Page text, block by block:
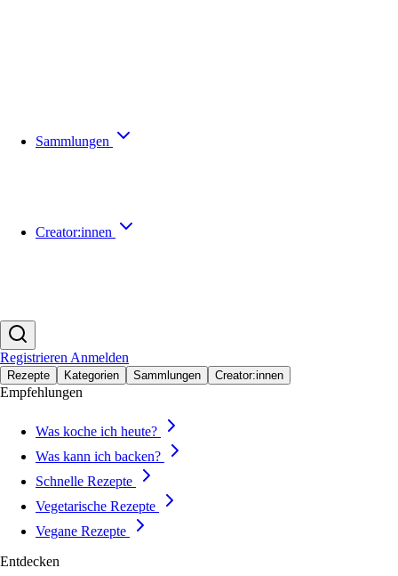
Sammlungen
Creator:innen
Registrieren Anmelden
Rezepte Kategorien Sammlungen Creator:innen
Empfehlungen
Was koche ich heute?
Was kann ich backen?
Schnelle Rezepte
Vegetarische Rezepte
Vegane Rezepte
Entdecken